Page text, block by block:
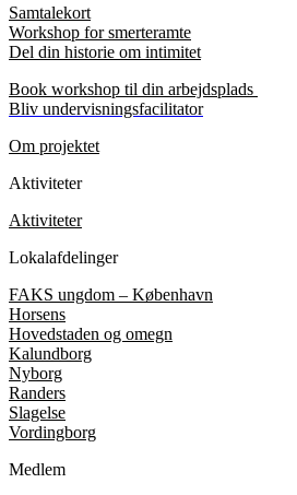
Samtalekort
Workshop for smerteramte
Del din historie om intimitet
Book workshop til din arbejdsplads
Bliv undervisningsfacilitator
Om projektet
Aktiviteter
Aktiviteter
Lokalafdelinger
FAKS ungdom – København
Horsens
Hovedstaden og omegn
Kalundborg
Nyborg
Randers
Slagelse
Vordingborg
Medlem